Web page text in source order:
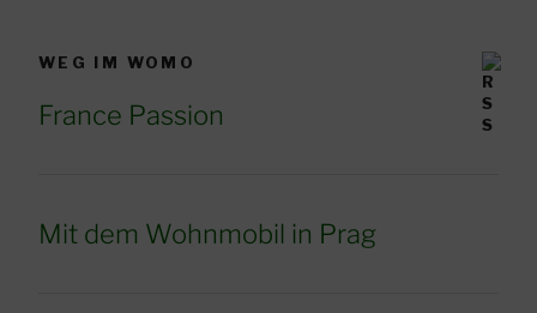
WEG IM WOMO
France Passion
Mit dem Wohnmobil in Prag